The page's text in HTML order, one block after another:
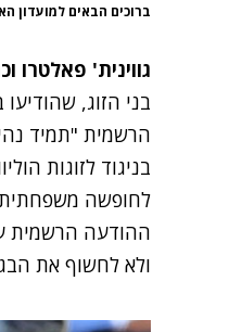
ברוכים הבאים למועדון
גווינית' פאלטרו
בני הזוג,
הרשמית "תמיד
בניגוד לזוגות
לחופשה
ההודעה הרשמית
ולא לחשוף את